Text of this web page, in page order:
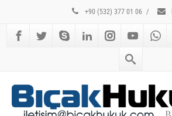
+90 (532) 377 01 06 /